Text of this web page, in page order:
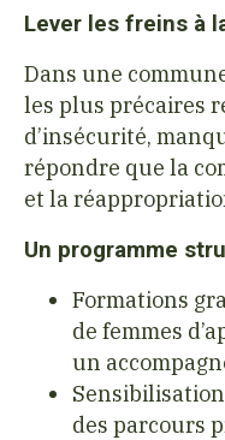
Lever les freins à
Dans une
les plus précaires
d’insécurité,
répondre que la
et la
Un programme
Formations
de femmes
un
des parcours